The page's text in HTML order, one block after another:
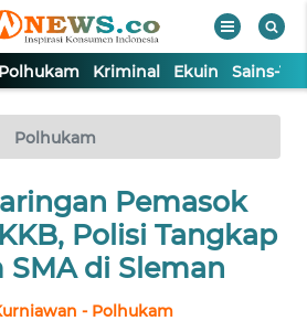
Polhukam Kriminal Ekuin Sains-
Polhukam
Pemasok
Polisi Tangkap
SMA di Sleman
- Polhukam